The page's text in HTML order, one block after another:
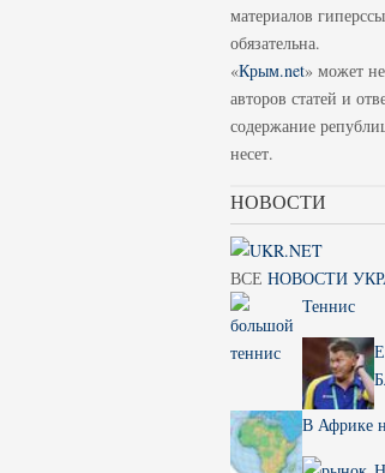
материалов
обязательна.
«Крым.net» может не
авторов статей и
содержание
несет.
НОВОСТИ
ВСЕ НОВОСТИ
Теннис
В Африке